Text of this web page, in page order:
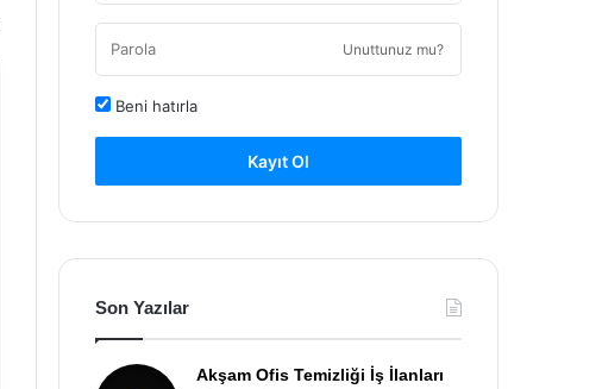
Unuttunuz mu?
Beni hatırla
Kayıt Ol
Son Yazılar
Akşam Ofis Temizliği İş İlanları